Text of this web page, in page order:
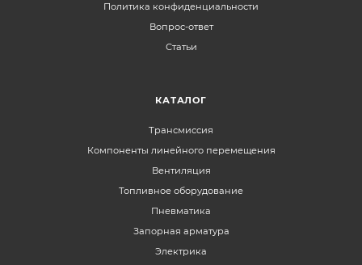
Политика конфиденциальности
Вопрос-ответ
Статьи
КАТАЛОГ
Трансмиссия
Компоненты линейного перемещения
Вентиляция
Топливное оборудование
Пневматика
Запорная арматура
Электрика